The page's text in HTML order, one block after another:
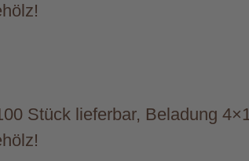
Stück lieferbar, Beladung